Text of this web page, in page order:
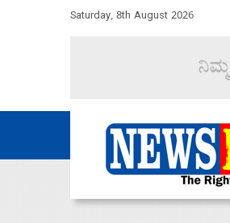
Saturday, 8th August 2026
ಮೂಲಕ 60 ಹಡಗುಗಳನ್ನು